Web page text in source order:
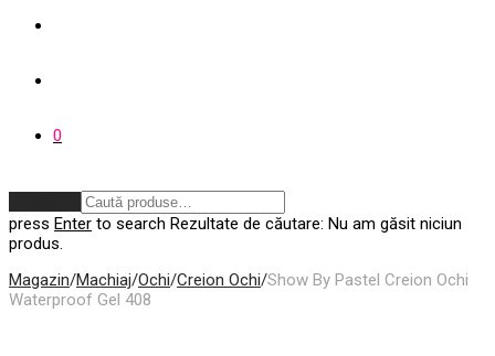
0
press Enter to search Rezultate de căutare: Nu am găsit niciun
produs.
Magazin/Machiaj/Ochi/Creion Ochi/Show By Pastel Creion Ochi
Waterproof Gel 408